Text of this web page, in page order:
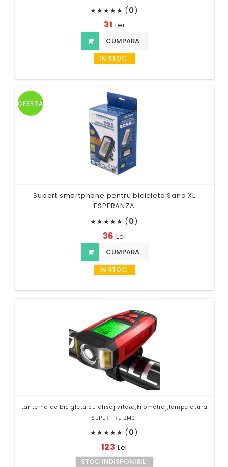
★★★★★ (0)
31 Lei
CUMPARA
IN STOC
OFERTA
Suport smartphone pentru bicicleta Sand XL
ESPERANZA
★★★★★ (0)
36 Lei
CUMPARA
IN STOC
Lanterna de bicigleta cu afisaj viteza,kilometraj,temperatura
SUPERFIRE BM01
★★★★★ (0)
123 Lei
STOC INDISPONIBIL